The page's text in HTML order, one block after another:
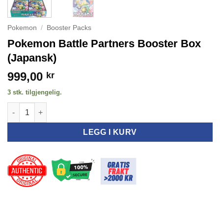
Pokemon / Booster Packs
Pokemon Battle Partners Booster Box
(Japansk)
999,00 kr
3 stk. tilgjengelig.
Pokemon Battle Partners Booster Box (Japansk) antall
LEGG I KURV